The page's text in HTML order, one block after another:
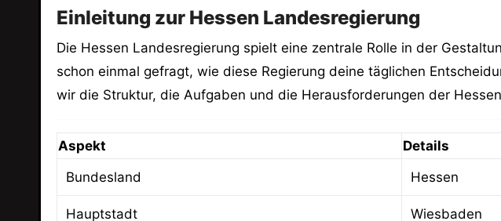
Einleitung zur Hessen Landesregierung
Die Hessen Landesregierung spielt eine zentrale Rolle in der
schon einmal gefragt, wie diese Regierung deine täglichen
wir die Struktur, die Aufgaben und die Herausforderungen der
Aspekt
Details
Bundesland
Hessen
Hauptstadt Wiesbaden